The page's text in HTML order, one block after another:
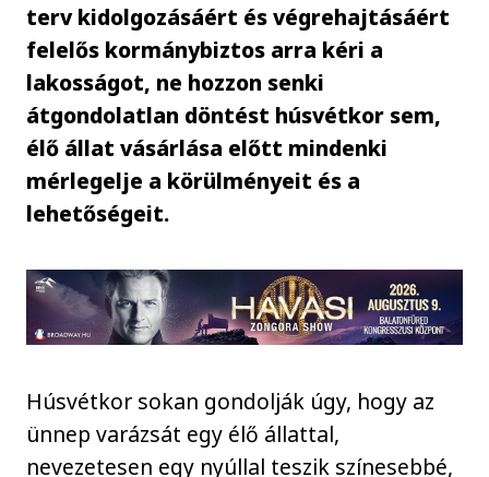
terv kidolgozásáért és végrehajtásáért
felelős kormánybiztos arra kéri a
lakosságot, ne hozzon senki
átgondolatlan döntést húsvétkor sem,
élő állat vásárlása előtt mindenki
mérlegelje a körülményeit és a
lehetőségeit.
Húsvétkor sokan gondolják úgy, hogy az
ünnep varázsát egy élő állattal,
nevezetesen egy nyúllal teszik színesebbé,